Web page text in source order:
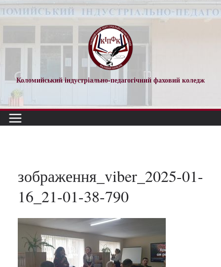
Перейти
до
Коломийський індустріально-педагогічний фаховий коледж
зображення_viber_2025-01-
16_21-01-38-790